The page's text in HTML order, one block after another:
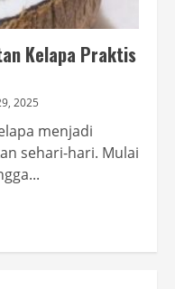
Kelapa Praktis
2025
menjadi
sehari-hari. Mulai